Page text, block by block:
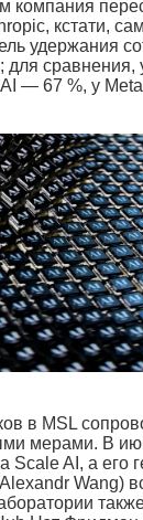
компания
кстати,
удержания
для
— 67 %, у
в MSL
мерами. В
Scale AI, а его
Wang)